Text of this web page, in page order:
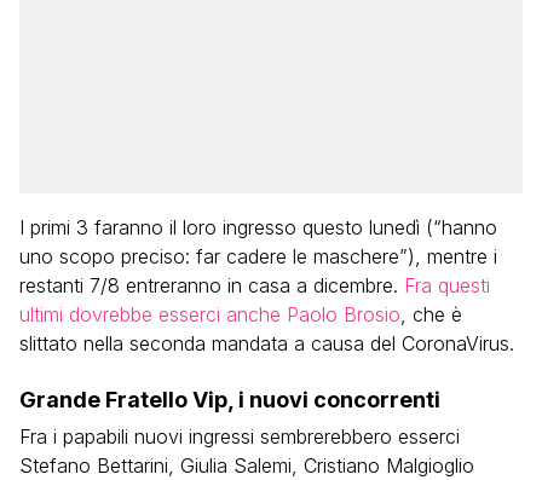
I primi 3 faranno il loro ingresso questo lunedì (“hanno
uno scopo preciso: far cadere le maschere”), mentre i
restanti 7/8 entreranno in casa a dicembre. Fra questi
ultimi dovrebbe esserci anche Paolo Brosio, che è
slittato nella seconda mandata a causa del CoronaVirus.
Grande Fratello Vip, i nuovi concorrenti
Fra i papabili nuovi ingressi sembrerebbero esserci
Stefano Bettarini, Giulia Salemi, Cristiano Malgioglio